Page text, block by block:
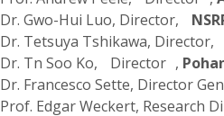
Dr. Gwo-Hui Luo, Director,
Dr. Tetsuya Tshikawa, Director,
Dr. Tn Soo Ko, Director ,
Dr. Francesco Sette, Director
Prof. Edgar Weckert, Research